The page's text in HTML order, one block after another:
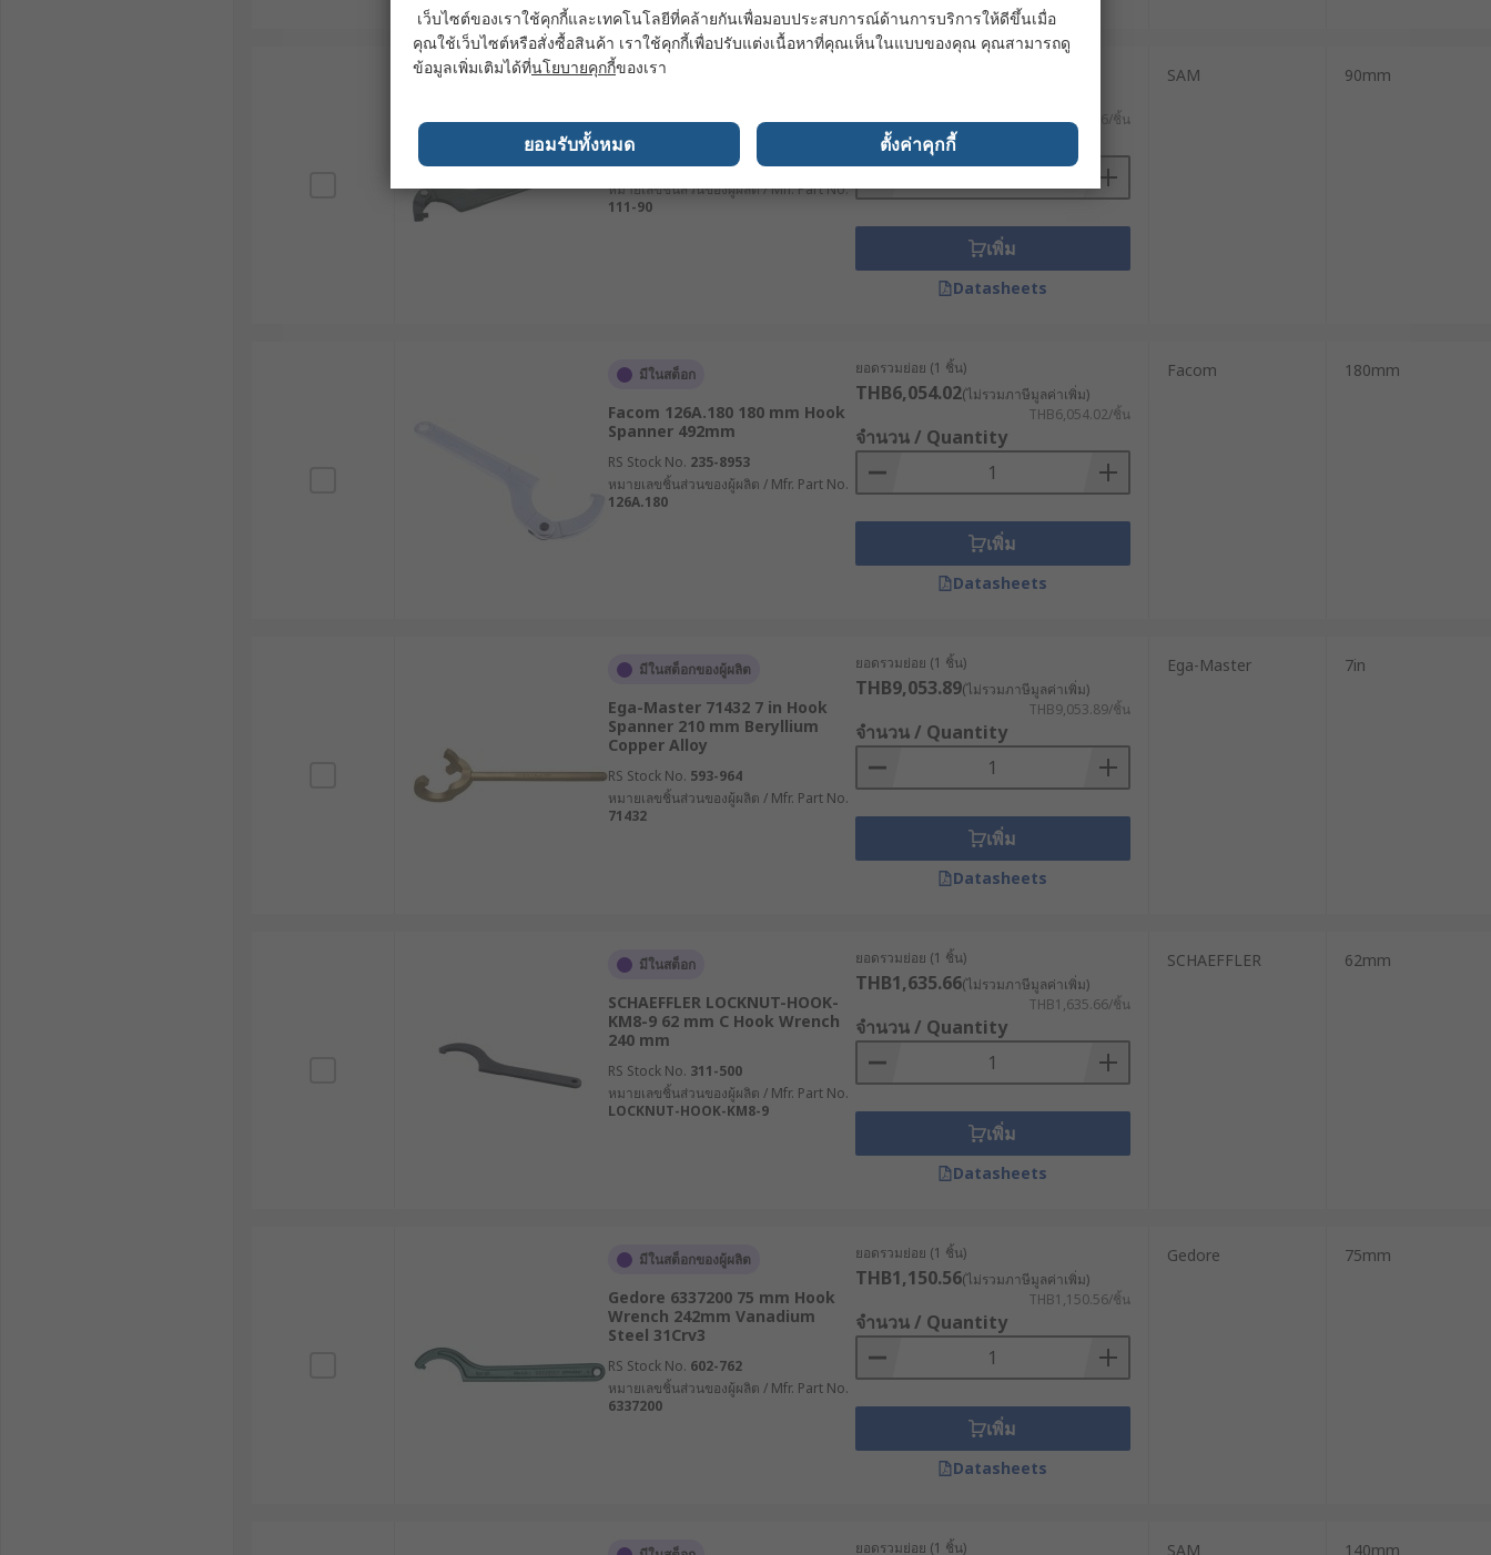
มีในสต็อก
SAM 111-90 90 mm Hook
Spanner 250 mm
RS Stock No.221-4387
หมายเลขชิ้นส่วนของผู้ผลิต / Mfr. Part No.
111-90
THB3,498.36/ชิ้น
จำนวน / Quantity
เพิ่ม
Datasheets
SAM 90mm
มีในสต็อก
Facom 126A.180 180 mm Hook
Spanner 492mm
RS Stock No. 235-8953
หมายเลขชิ้นส่วนของผู้ผลิต / Mfr. Part No.
126A.180
ยอดรวมย่อย (1 ชิ้น)
THB6,054.02(ไม่รวมภาษีมูลค่าเพิ่ม)
THB6,054.02/ชิ้น
จำนวน / Quantity
เพิ่ม
Datasheets
Facom 180mm
มีในสต็อกของผู้ผลิต
Ega-Master 71432 7 in Hook
Spanner 210 mm Beryllium
Copper Alloy
RS Stock No. 593-964
หมายเลขชิ้นส่วนของผู้ผลิต / Mfr. Part No.
71432
ยอดรวมย่อย (1 ชิ้น)
THB9,053.89(ไม่รวมภาษีมูลค่าเพิ่ม)
THB9,053.89/ชิ้น
จำนวน / Quantity
เพิ่ม
Datasheets
Ega-Master 7in
มีในสต็อก
SCHAEFFLER LOCKNUT-HOOK-
KM8-9 62 mm C Hook Wrench
240 mm
RS Stock No. 311-500
หมายเลขชิ้นส่วนของผู้ผลิต / Mfr. Part No.
LOCKNUT-HOOK-KM8-9
ยอดรวมย่อย (1 ชิ้น)
THB1,635.66(ไม่รวมภาษีมูลค่าเพิ่ม)
THB1,635.66/ชิ้น
จำนวน / Quantity
เพิ่ม
Datasheets
SCHAEFFLER 62mm
มีในสต็อกของผู้ผลิต
Gedore 6337200 75 mm Hook
Wrench 242mm Vanadium
Steel 31Crv3
RS Stock No. 602-762
หมายเลขชิ้นส่วนของผู้ผลิต / Mfr. Part No.
6337200
ยอดรวมย่อย (1 ชิ้น)
THB1,150.56(ไม่รวมภาษีมูลค่าเพิ่ม)
THB1,150.56/ชิ้น
จำนวน / Quantity
เพิ่ม
Datasheets
Gedore 75mm
ยอดรวมย่อย (1 ชิ้น) SAM 140mm
เว็บไซต์ของเราใช้คุกกี้และเทคโนโลยีที่คล้ายกันเพื่อมอบประสบการณ์ด้านการบริการให้ดีขึ้นเมื่อ
คุณใช้เว็บไซต์หรือสั่งซื้อสินค้า เราใช้คุกกี้เพื่อปรับแต่งเนื้อหาที่คุณเห็นในแบบของคุณ คุณสามารถดู
ข้อมูลเพิ่มเติมได้ที่นโยบายคุกกี้ของเรา
ยอมรับทั้งหมด ตั้งค่าคุกกี้